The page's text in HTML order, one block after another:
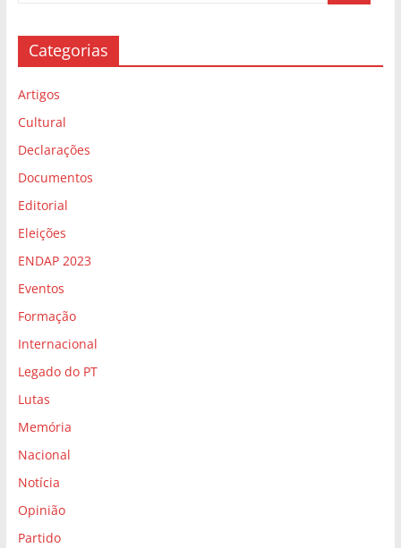
Categorias
Artigos
Cultural
Declarações
Documentos
Editorial
Eleições
ENDAP 2023
Eventos
Formação
Internacional
Legado do PT
Lutas
Memória
Nacional
Notícia
Opinião
Partido